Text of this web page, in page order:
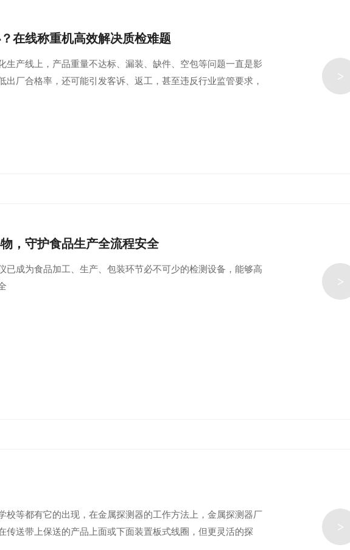
在线称重机高效解决质检难题
生产线上，产品重量不达标、漏装、缺件、空包等问题一直是影
厂合格率，还可能引发客诉、返工，甚至违反行业监管要求，
>
，守护食品生产全流程安全
已成为食品加工、生产、包装环节必不可少的检测设备，能够高
>
校等都有它的出现，在金属探测器的工作方法上，金属探测器厂
传送带上保送的产品上面或下面装置板式线圈，但更灵活的探
>